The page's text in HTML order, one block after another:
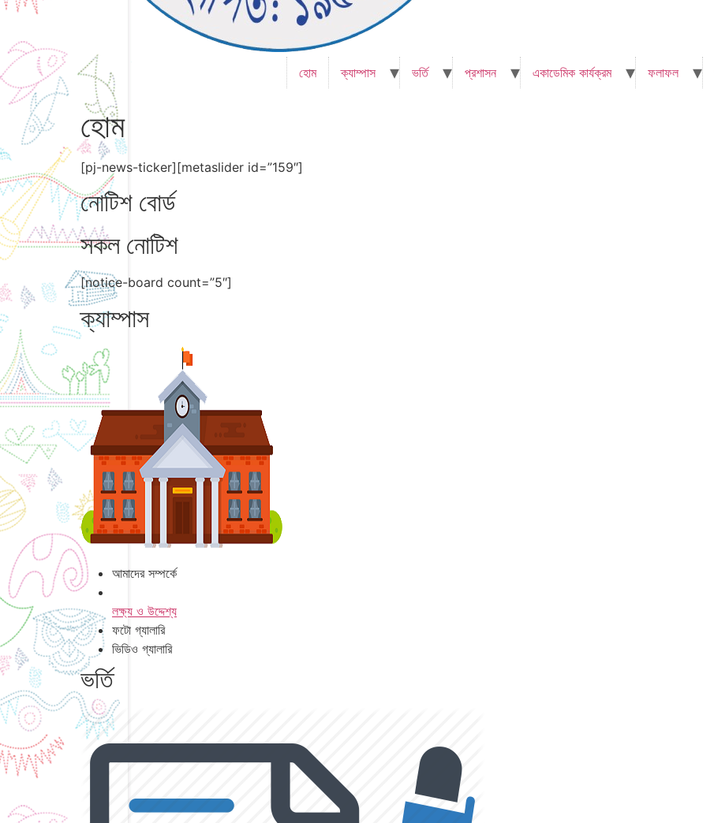
হোম ক্যাম্পাস ভর্তি প্রশাসন একাডেমিক কার্যক্রম ফলাফল
হোম
[pj-news-ticker][metaslider id=”159″]
নোটিশ বোর্ড
সকল নোটিশ
[notice-board count=”5″]
ক্যাম্পাস
আমাদের সম্পর্কে
লক্ষ্য ও উদ্দেশ্য
ফটো গ্যালারি
ভিডিও গ্যালারি
ভর্তি